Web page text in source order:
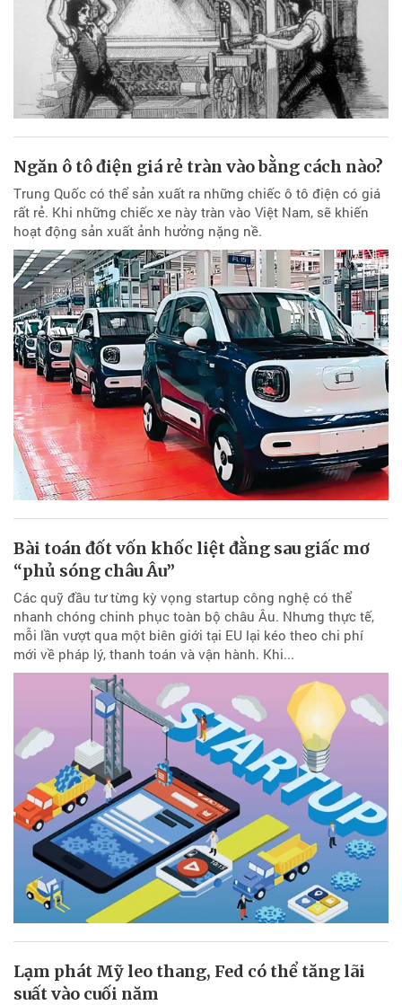
Ngăn ô tô điện giá rẻ tràn vào bằng cách nào?
Trung Quốc có thể sản xuất ra những chiếc ô tô điện có giá
rất rẻ. Khi những chiếc xe này tràn vào Việt Nam, sẽ khiến
hoạt động sản xuất ảnh hưởng nặng nề.
Bài toán đốt vốn khốc liệt đằng sau giấc mơ
“phủ sóng châu Âu”
Các quỹ đầu tư từng kỳ vọng startup công nghệ có thể
nhanh chóng chinh phục toàn bộ châu Âu. Nhưng thực tế,
mỗi lần vượt qua một biên giới tại EU lại kéo theo chi phí
mới về pháp lý, thanh toán và vận hành. Khi...
Lạm phát Mỹ leo thang, Fed có thể tăng lãi
suất vào cuối năm